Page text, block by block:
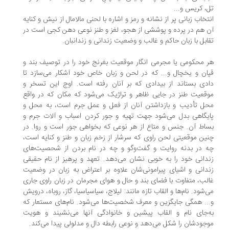
کریس و...
زبانی پر از نشانه و رمز و اشاره با لحنی مالامال از نیش و کنایه
هم در پرده و پوششی از هجو، لغز و طنز نوعی دهن کجی است در
با زبان حاکم و غالب و وضعیت زندانی و زندانبان.
محکومی یا مجرمی انگار موقعیت بغرنج خود را در توصیف بند و
و یخچال و... که در لحن و زبان خاص خود آشکار می‌سازد تا
بستاند از بیدادی که بر آنان رفته است. اوج این تسخر و
طنز در جایی ظاهر و تراژیک می‌شود که مکان که در واقع
تأدیب و بازداشتن آنان از فعل و عمل جرم است، به محل و
بدل می‌شود جهت تهیه و جور کردن اسباب و آلات جرم و
آن. جنس و متاع از هر نوعی که بخواهی جور است و روا. در
موقعیتی لحن راوی که سرشار از زخم زبان و طنز و کنایه است،
در بدنه روایت و گفت‌وگو و چه در نام بردن از شحصیت‌های
خود را به خوبی نشان می‌دهد. تعهد و پرهیز از نام حقیقی
و اشیای پیرامونی‌شان علاوه بر اعتراض به زبان در وضعیت
متفاوت با فضای بند و حال و هوای مجرمان در زبان راوی جاری
نام‌ها و القاب تازه مانند: لیلاج، سیاسیاسیا، گاز، روباه، درویش
همگی جایگزین و معرف شخصیت‌ها می‌شود. نام‌های مستعار که
نام و القاب پیشین و خانوادگی آنها می‌نشیند و هویت
را شکل می‌دهد و نوعی رابطه دال و مدلولی پیدا می‌کند.